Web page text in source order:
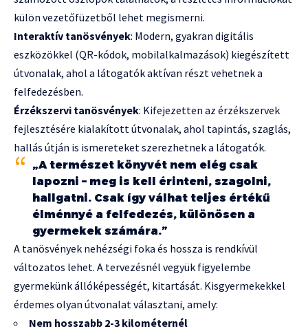
külön vezetőfüzetből lehet megismerni.
Interaktív tanösvények: Modern, gyakran digitális
eszközökkel (QR-kódok, mobilalkalmazások) kiegészített
útvonalak, ahol a látogatók aktívan részt vehetnek a
felfedezésben.
Érzékszervi tanösvények: Kifejezetten az érzékszervek
fejlesztésére kialakított útvonalak, ahol tapintás, szaglás,
hallás útján is ismereteket szerezhetnek a látogatók.
„A természet könyvét nem elég csak
lapozni – meg is kell érinteni, szagolni,
hallgatni. Csak így válhat teljes értékű
élménnyé a felfedezés, különösen a
gyermekek számára.”
A tanösvények nehézségi foka és hossza is rendkívül
változatos lehet. A tervezésnél vegyük figyelembe
gyermekünk állóképességét, kitartását. Kisgyermekekkel
érdemes olyan útvonalat választani, amely:
Nem hosszabb 2-3 kilométernél